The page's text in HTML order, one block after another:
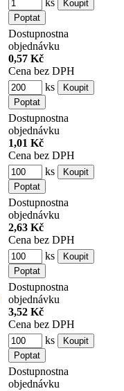
ks
Dostupnostna
objednávku
0,57 Kč
Cena bez DPH
ks
Dostupnostna
objednávku
1,01 Kč
Cena bez DPH
ks
Dostupnostna
objednávku
2,63 Kč
Cena bez DPH
ks
Dostupnostna
objednávku
3,52 Kč
Cena bez DPH
ks
Dostupnostna
objednávku